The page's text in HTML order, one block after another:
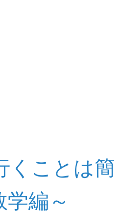
くことは簡
編～